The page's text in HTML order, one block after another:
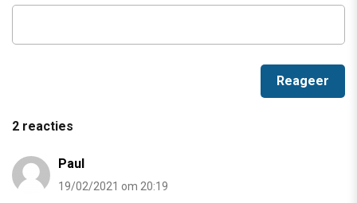
2 reacties
Paul
19/02/2021 om 20:19